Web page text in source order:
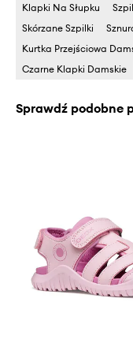
Klapki Na Słupku
Skórzane Szpilki
Kurtka Przejściowa
Czarne Klapki Damskie
Sprawdź podobne